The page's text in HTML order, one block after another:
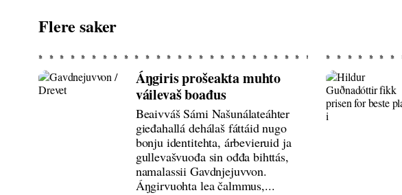
Flere saker
Áŋgiris prošeakta muhto
váilevaš boađus
Beaivváš Sámi Našunálateáhter
gieđahallá dehálaš fáttáid nugo
bonju identitehta, árbevieruid ja
gullevašvuođa sin ođđa bihttás,
namalassii Gavdnjejuvvon.
Áŋgirvuohta lea čalmmus,...